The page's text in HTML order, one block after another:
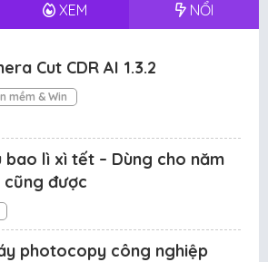
XEM NỔI
Cut CDR AI 1.3.2
mềm & Win
bao lì xì tết – Dùng cho năm
cũng được
photocopy công nghiệp